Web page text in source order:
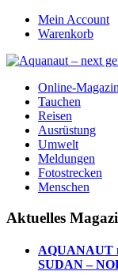
Mein Account
Warenkorb
Online-
Tauchen
Reisen
Ausrüstung
Umwelt
Meldungen
Fotostrecken
Menschen
Aktuelles
AQUANAUT
SUDAN –